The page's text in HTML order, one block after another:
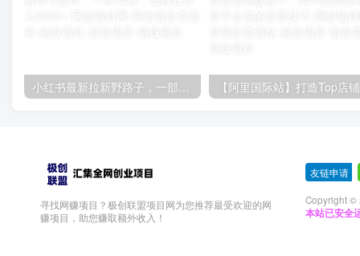
寻找网赚项目？极创联盟项目网为您推荐最受欢迎的网
赚项目，助您赚取额外收入！
友链申请
Copyright ©
本站已安全